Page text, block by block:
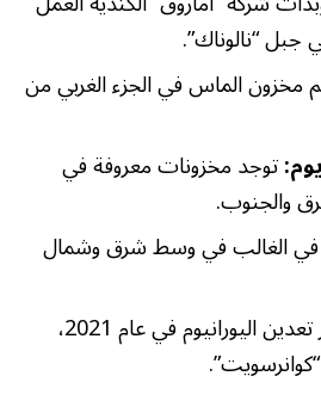
“نالوناك”.
الماس في الجزء الغربي من
توجد مخزونات معروفة في
والجنوب.
في الغالب في وسط شرق وشمال
تم حظر تعدين اليورانيوم في عام 2021،